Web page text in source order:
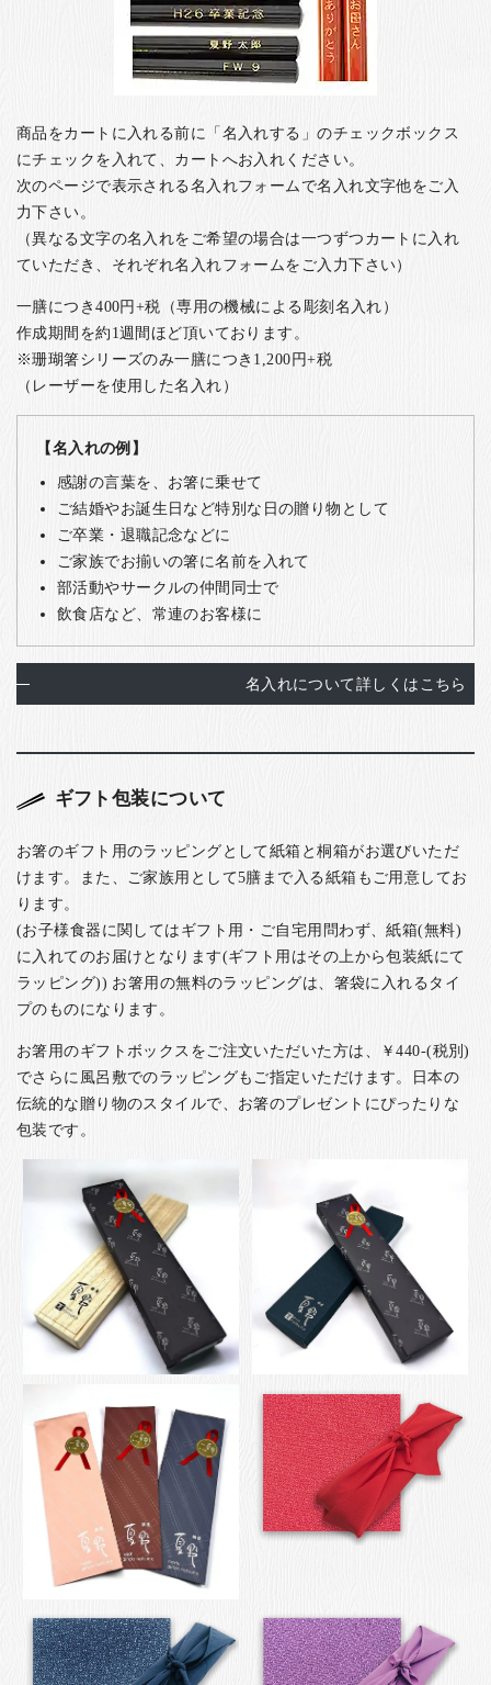
商品をカートに入れる前に「名入れする」のチェックボックス
にチェックを入れて、カートへお入れください。
次のページで表示される名入れフォームで名入れ文字他をご入
力下さい。
（異なる文字の名入れをご希望の場合は一つずつカートに入れ
ていただき、それぞれ名入れフォームをご入力下さい）
一膳につき400円+税（専用の機械による彫刻名入れ）
作成期間を約1週間ほど頂いております。
※珊瑚箸シリーズのみ一膳につき1,200円+税
（レーザーを使用した名入れ）
【名入れの例】
感謝の言葉を、お箸に乗せて
ご結婚やお誕生日など特別な日の贈り物として
ご卒業・退職記念などに
ご家族でお揃いの箸に名前を入れて
部活動やサークルの仲間同士で
飲食店など、常連のお客様に
名入れについて詳しくはこちら
ギフト包装について
お箸のギフト用のラッピングとして紙箱と桐箱がお選びいただ
けます。また、ご家族用として5膳まで入る紙箱もご用意してお
ります。
(お子様食器に関してはギフト用・ご自宅用問わず、紙箱(無料)
に入れてのお届けとなります(ギフト用はその上から包装紙にて
ラッピング)) お箸用の無料のラッピングは、箸袋に入れるタイ
プのものになります。
お箸用のギフトボックスをご注文いただいた方は、￥440-(税別)
でさらに風呂敷でのラッピングもご指定いただけます。日本の
伝統的な贈り物のスタイルで、お箸のプレゼントにぴったりな
包装です。